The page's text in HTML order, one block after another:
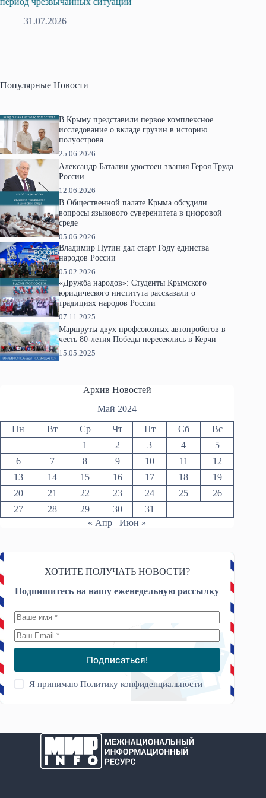
28.07.2026
Популярные Новости
В Крыму представили первое комплексное
исследование о вкладе грузин в историю
полуострова
25.06.2026
Александр Баталин удостоен звания Героя Труда
России
12.06.2026
В Общественной палате Крыма обсудили
вопросы языкового суверенитета в цифровой
среде
05.06.2026
Владимир Путин дал старт Году единства
народов России
05.02.2026
«Дружба народов»: Студенты Крымского
юридического института рассказали о
традициях народов России
07.11.2025
Маршруты двух профсоюзных автопробегов в
честь 80-летия Победы пересеклись в Керчи
15.05.2025
Архив Новостей
Май 2024
Пн Вт Ср Чт Пт Сб
Вс
1
2 3 4
5
6
7 8 9 10 11
12
13
14 15 16 17 18
19
20
21 22 23 24 25
26
27
28 29 30
31
« Апр
Июн »
ХОТИТЕ ПОЛУЧАТЬ НОВОСТИ?
Подпишитесь на нашу еженедельную рассылку
Подписаться!
Я принимаюПолитику конфиденциальности